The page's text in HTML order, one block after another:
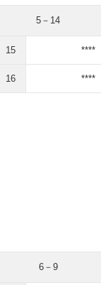
5－14
15 ****
16 ****
6－9